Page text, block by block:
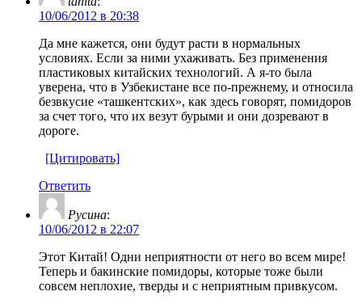
10/06/2012 в 20:38
Да мне кажется, они будут расти в нормальных
условиях. Если за ними ухаживать. Без применения
пластиковых китайских технологий. А я-то была
уверена, что в Узбекистане все по-прежнему, и относила
безвкусие «ташкентских», как здесь говорят, помидоров
за счет того, что их везут бурыми и они дозревают в
дороге.
[Цитировать]
Ответить
Русина:
10/06/2012 в 22:07
Этот Китай! Одни неприятности от него во всем мире!
Теперь и бакинские помидоры, которые тоже были
совсем неплохие, тверды и с неприятным привкусом.